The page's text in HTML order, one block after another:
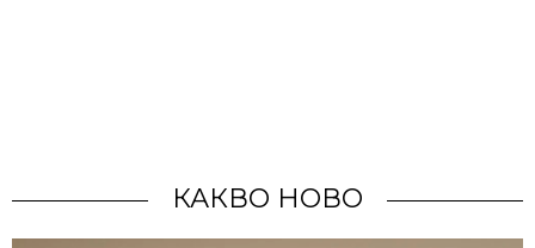
КАКВО НОВО